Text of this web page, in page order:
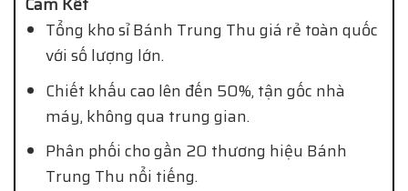
Tổng kho sỉ Bánh Trung Thu giá rẻ toàn quốc
với số lượng lớn.
Chiết khấu cao lên đến 50%, tận gốc nhà
máy, không qua trung gian.
Phân phối cho gần 20 thương hiệu Bánh
Trung Thu nổi tiếng.